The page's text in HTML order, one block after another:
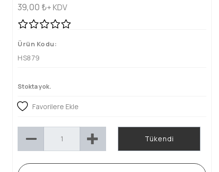
39,00 ₺+ KDV
Ürün Kodu:
HS879
Stokta yok.
Favorilere Ekle
Tükendi